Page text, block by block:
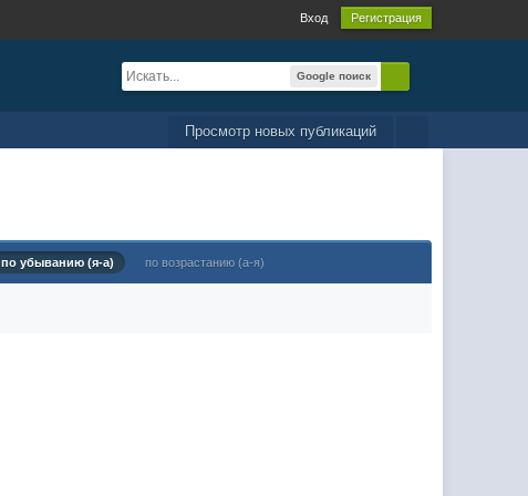
Вход Регистрация
Google поиск
Просмотр новых публикаций
по убыванию (я-а) по возрастанию (а-я)